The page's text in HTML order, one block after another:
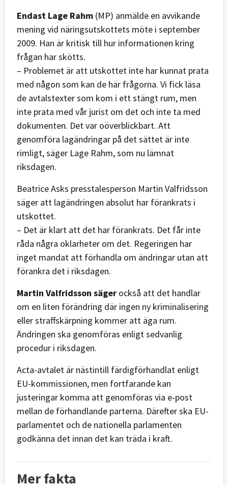
Endast Lage Rahm (MP) anmälde en avvikande
mening vid näringsutskottets möte i september
2009. Han är kritisk till hur informationen kring
frågan har skötts.
– Problemet är att utskottet inte har kunnat prata
med någon som kan de här frågorna. Vi fick läsa
de avtalstexter som kom i ett stängt rum, men
inte prata med vår jurist om det och inte ta med
dokumenten. Det var oöverblickbart. Att
genomföra lagändringar på det sättet är inte
rimligt, säger Lage Rahm, som nu lämnat
riksdagen.
Beatrice Asks presstalesperson Martin Valfridsson
säger att lagändringen absolut har förankrats i
utskottet.
– Det är klart att det har förankrats. Det får inte
råda några oklarheter om det. Regeringen har
inget mandat att förhandla om ändringar utan att
förankra det i riksdagen.
Martin Valfridsson säger också att det handlar
om en liten förändring där ingen ny kriminalisering
eller straffskärpning kommer att äga rum.
Ändringen ska genomföras enligt sedvanlig
procedur i riksdagen.
Acta-avtalet är nästintill färdigförhandlat enligt
EU-kommissionen, men fortfarande kan
justeringar komma att genomföras via e-post
mellan de förhandlande parterna. Därefter ska EU-
parlamentet och de nationella parlamenten
godkänna det innan det kan träda i kraft.
Mer fakta